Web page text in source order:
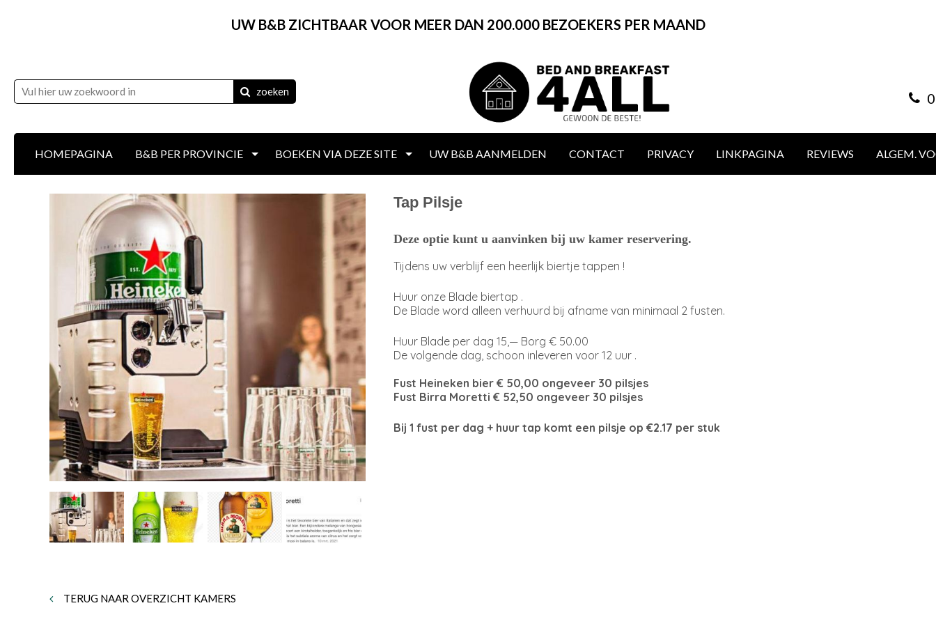
UW B&B ZICHTBAAR VOOR MEER DAN 200.000 BEZOEKERS PER MAAND
zoeken
HOMEPAGINA B&B PER PROVINCIE BOEKEN VIA DEZE SITE UW B&B AANMELDEN CONTACT PRIVACY LINKPAGINA REVIEWS ALGEM.
TERUG NAAR OVERZICHT KAMERS
Tap Pilsje
Deze optie kunt u aanvinken bij uw kamer reservering.
Tijdens uw verblijf een heerlijk biertje tappen !
Huur onze Blade biertap .
De Blade word alleen verhuurd bij afname van minimaal 2 fusten.
Huur Blade per dag 15,— Borg € 50.00
De volgende dag, schoon inleveren voor 12 uur .
Fust Heineken bier € 50,00 ongeveer 30 pilsjes
Fust Birra Moretti € 52,50 ongeveer 30 pilsjes
Bij 1 fust per dag + huur tap komt een pilsje op €2.17 per stuk